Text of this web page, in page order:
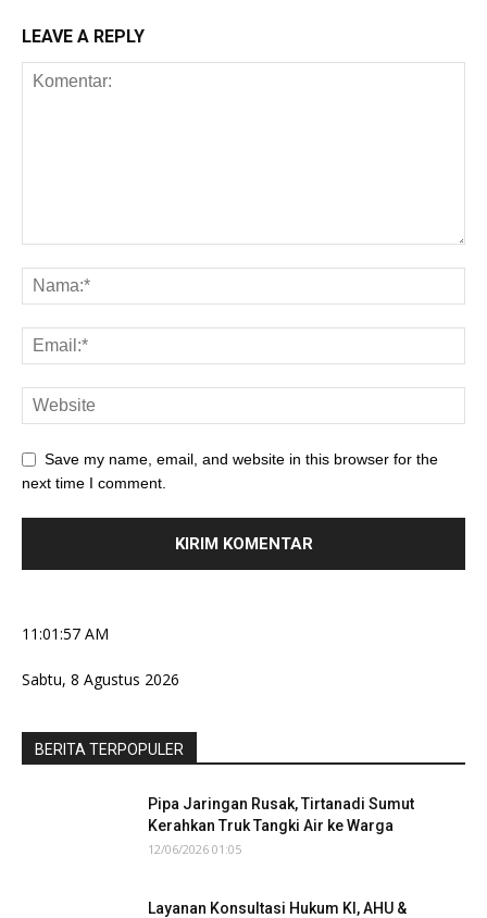
LEAVE A REPLY
Save my name, email, and website in this browser for the
next time I comment.
11:01:57 AM
Sabtu, 8 Agustus 2026
BERITA TERPOPULER
Pipa Jaringan Rusak, Tirtanadi Sumut
Kerahkan Truk Tangki Air ke Warga
12/06/2026 01:05
Layanan Konsultasi Hukum KI, AHU &